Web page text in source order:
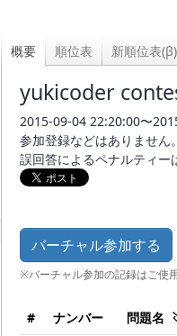
概要 順位表 新順位表(β)
yukicoder
2015-09-04 22:20:00〜
参加登録などはありません
誤回答によるペナルティー
バーチャル参加する
※バーチャル参加の記録はご使
# ナンバー 問題名